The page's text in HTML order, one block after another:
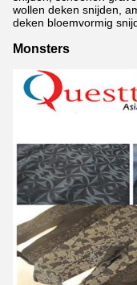
wollen deken snijden,
deken bloemvormig
Monsters